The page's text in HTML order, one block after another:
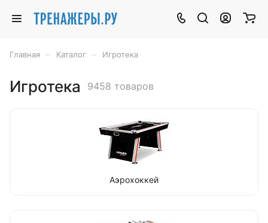
Главная Каталог Игротека
Игротека 9458 товаров
Аэрохоккей